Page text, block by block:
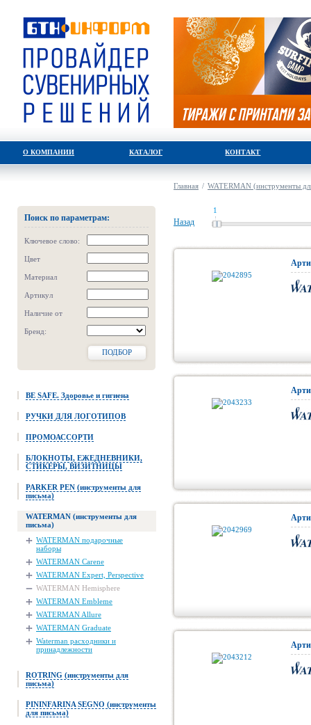
О КОМПАНИИ КАТАЛОГ КОНТАКТ
Поиск по параметрам:
Ключевое слово:
Цвет
Материал
Артикул
Наличие от
Бренд:
ПОДБОР
BE SAFE. Здоровье и гигиена
РУЧКИ ДЛЯ ЛОГОТИПОВ
ПРОМОАССОРТИ
БЛОКНОТЫ, ЕЖЕДНЕВНИКИ,
СТИКЕРЫ, ВИЗИТНИЦЫ
PARKER PEN (инструменты для
письма)
WATERMAN (инструменты для
письма)
WATERMAN подарочные
наборы
WATERMAN Carene
WATERMAN Expert, Perspective
WATERMAN Hemisphere
WATERMAN Embleme
WATERMAN Allure
WATERMAN Graduate
Waterman расходники и
принадлежности
ROTRING (инструменты для
письма)
PININFARINA SEGNO (инструменты
для письма)
Главная / WATERMAN (инструменты
Назад
1